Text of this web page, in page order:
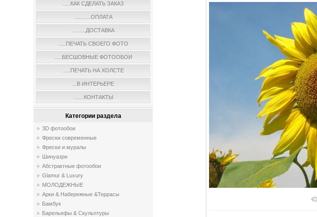
.....КАК СДЕЛАТЬ ЗАКАЗ
...........ОПЛАТА
.........ДОСТАВКА
.....ПЕЧАТЬ СВОЕГО ФОТО
.....БЕСШОВНЫЕ ФОТООБОИ
.....ПЕЧАТЬ НА ХОЛСТЕ
...В ИНТЕРЬЕРЕ
.......КОНТАКТЫ
Категории раздела
3D фотообои
Фрески современные
Фрески и муралы
Шинуазри
Абстрактные фотообои
Glamur & Luxury
МОЛОДЕЖНЫЕ
Арки & Набережные &Террасы
Бамбук
Барельефы & Скульптуры